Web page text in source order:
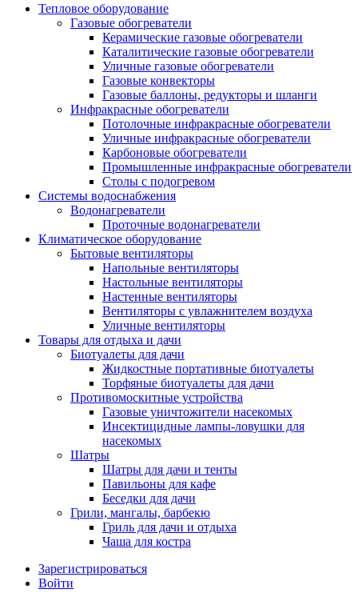
Тепловое оборудование
Газовые обогреватели
Керамические газовые обогреватели
Каталитические газовые обогреватели
Уличные газовые обогреватели
Газовые конвекторы
Газовые баллоны, редукторы и шланги
Инфракрасные обогреватели
Потолочные инфракрасные обогреватели
Уличные инфракрасные обогреватели
Карбоновые обогреватели
Промышленные инфракрасные обогреватели
Столы с подогревом
Системы водоснабжения
Водонагреватели
Проточные водонагреватели
Климатическое оборудование
Бытовые вентиляторы
Напольные вентиляторы
Настольные вентиляторы
Настенные вентиляторы
Вентиляторы с увлажнителем воздуха
Уличные вентиляторы
Товары для отдыха и дачи
Биотуалеты для дачи
Жидкостные портативные биотуалеты
Торфяные биотуалеты для дачи
Противомоскитные устройства
Газовые уничтожители насекомых
Инсектицидные лампы-ловушки для
насекомых
Шатры
Шатры для дачи и тенты
Павильоны для кафе
Беседки для дачи
Грили, мангалы, барбекю
Гриль для дачи и отдыха
Чаша для костра
Зарегистрироваться
Войти